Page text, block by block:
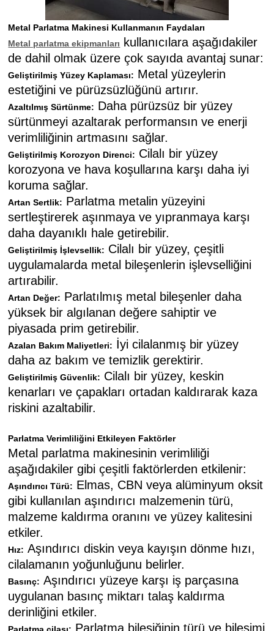
Metal Parlatma Makinesi Kullanmanın Faydaları
Metal parlatma ekipmanları
kullanıcılara aşağıdakiler
de dahil olmak üzere çok sayıda avantaj sunar:
Geliştirilmiş Yüzey Kaplaması: Metal yüzeylerin
estetiğini ve pürüzsüzlüğünü artırır.
Azaltılmış Sürtünme: Daha pürüzsüz bir yüzey
sürtünmeyi azaltarak performansın ve enerji
verimliliğinin artmasını sağlar.
Geliştirilmiş Korozyon Direnci: Cilalı bir yüzey
korozyona ve hava koşullarına karşı daha iyi
koruma sağlar.
Artan Sertlik: Parlatma metalin yüzeyini
sertleştirerek aşınmaya ve yıpranmaya karşı
daha dayanıklı hale getirebilir.
Geliştirilmiş İşlevsellik: Cilalı bir yüzey, çeşitli
uygulamalarda metal bileşenlerin işlevselliğini
artırabilir.
Artan Değer: Parlatılmış metal bileşenler daha
yüksek bir algılanan değere sahiptir ve
piyasada prim getirebilir.
Azalan Bakım Maliyetleri: İyi cilalanmış bir yüzey
daha az bakım ve temizlik gerektirir.
Geliştirilmiş Güvenlik: Cilalı bir yüzey, keskin
kenarları ve çapakları ortadan kaldırarak kaza
riskini azaltabilir.
Parlatma Verimliliğini Etkileyen Faktörler
Metal parlatma makinesinin verimliliği
aşağıdakiler gibi çeşitli faktörlerden etkilenir:
Aşındırıcı Türü: Elmas, CBN veya alüminyum oksit
gibi kullanılan aşındırıcı malzemenin türü,
malzeme kaldırma oranını ve yüzey kalitesini
etkiler.
Hız: Aşındırıcı diskin veya kayışın dönme hızı,
cilalamanın yoğunluğunu belirler.
Basınç: Aşındırıcı yüzeye karşı iş parçasına
uygulanan basınç miktarı talaş kaldırma
derinliğini etkiler.
Parlatma bileşiğinin türü ve bileşimi